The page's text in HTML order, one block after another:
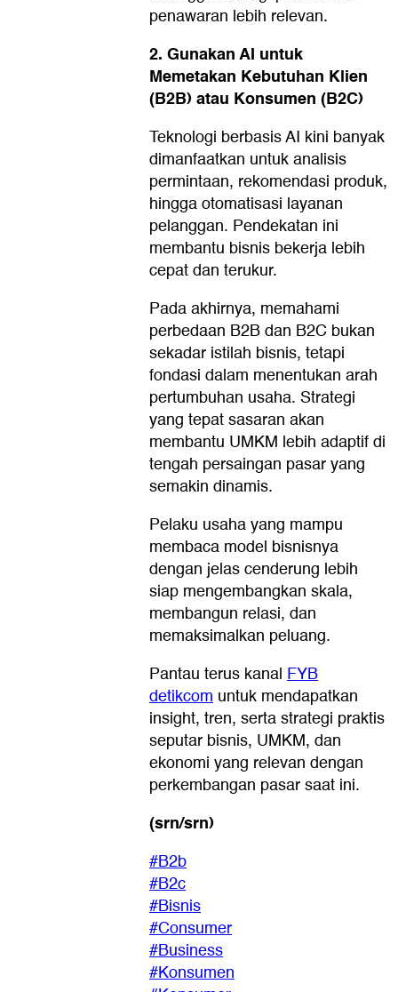
penawaran lebih relevan.
2. Gunakan AI untuk
Memetakan Kebutuhan Klien
(B2B) atau Konsumen (B2C)
Teknologi berbasis AI kini banyak
dimanfaatkan untuk analisis
permintaan, rekomendasi produk,
hingga otomatisasi layanan
pelanggan. Pendekatan ini
membantu bisnis bekerja lebih
cepat dan terukur.
Pada akhirnya, memahami
perbedaan B2B dan B2C bukan
sekadar istilah bisnis, tetapi
fondasi dalam menentukan arah
pertumbuhan usaha. Strategi
yang tepat sasaran akan
membantu UMKM lebih adaptif di
tengah persaingan pasar yang
semakin dinamis.
Pelaku usaha yang mampu
membaca model bisnisnya
dengan jelas cenderung lebih
siap mengembangkan skala,
membangun relasi, dan
memaksimalkan peluang.
Pantau terus kanal FYB
detikcom untuk mendapatkan
insight, tren, serta strategi praktis
seputar bisnis, UMKM, dan
ekonomi yang relevan dengan
perkembangan pasar saat ini.
(srn/srn)
#B2b
#B2c
#Bisnis
#Consumer
#Business
#Konsumen